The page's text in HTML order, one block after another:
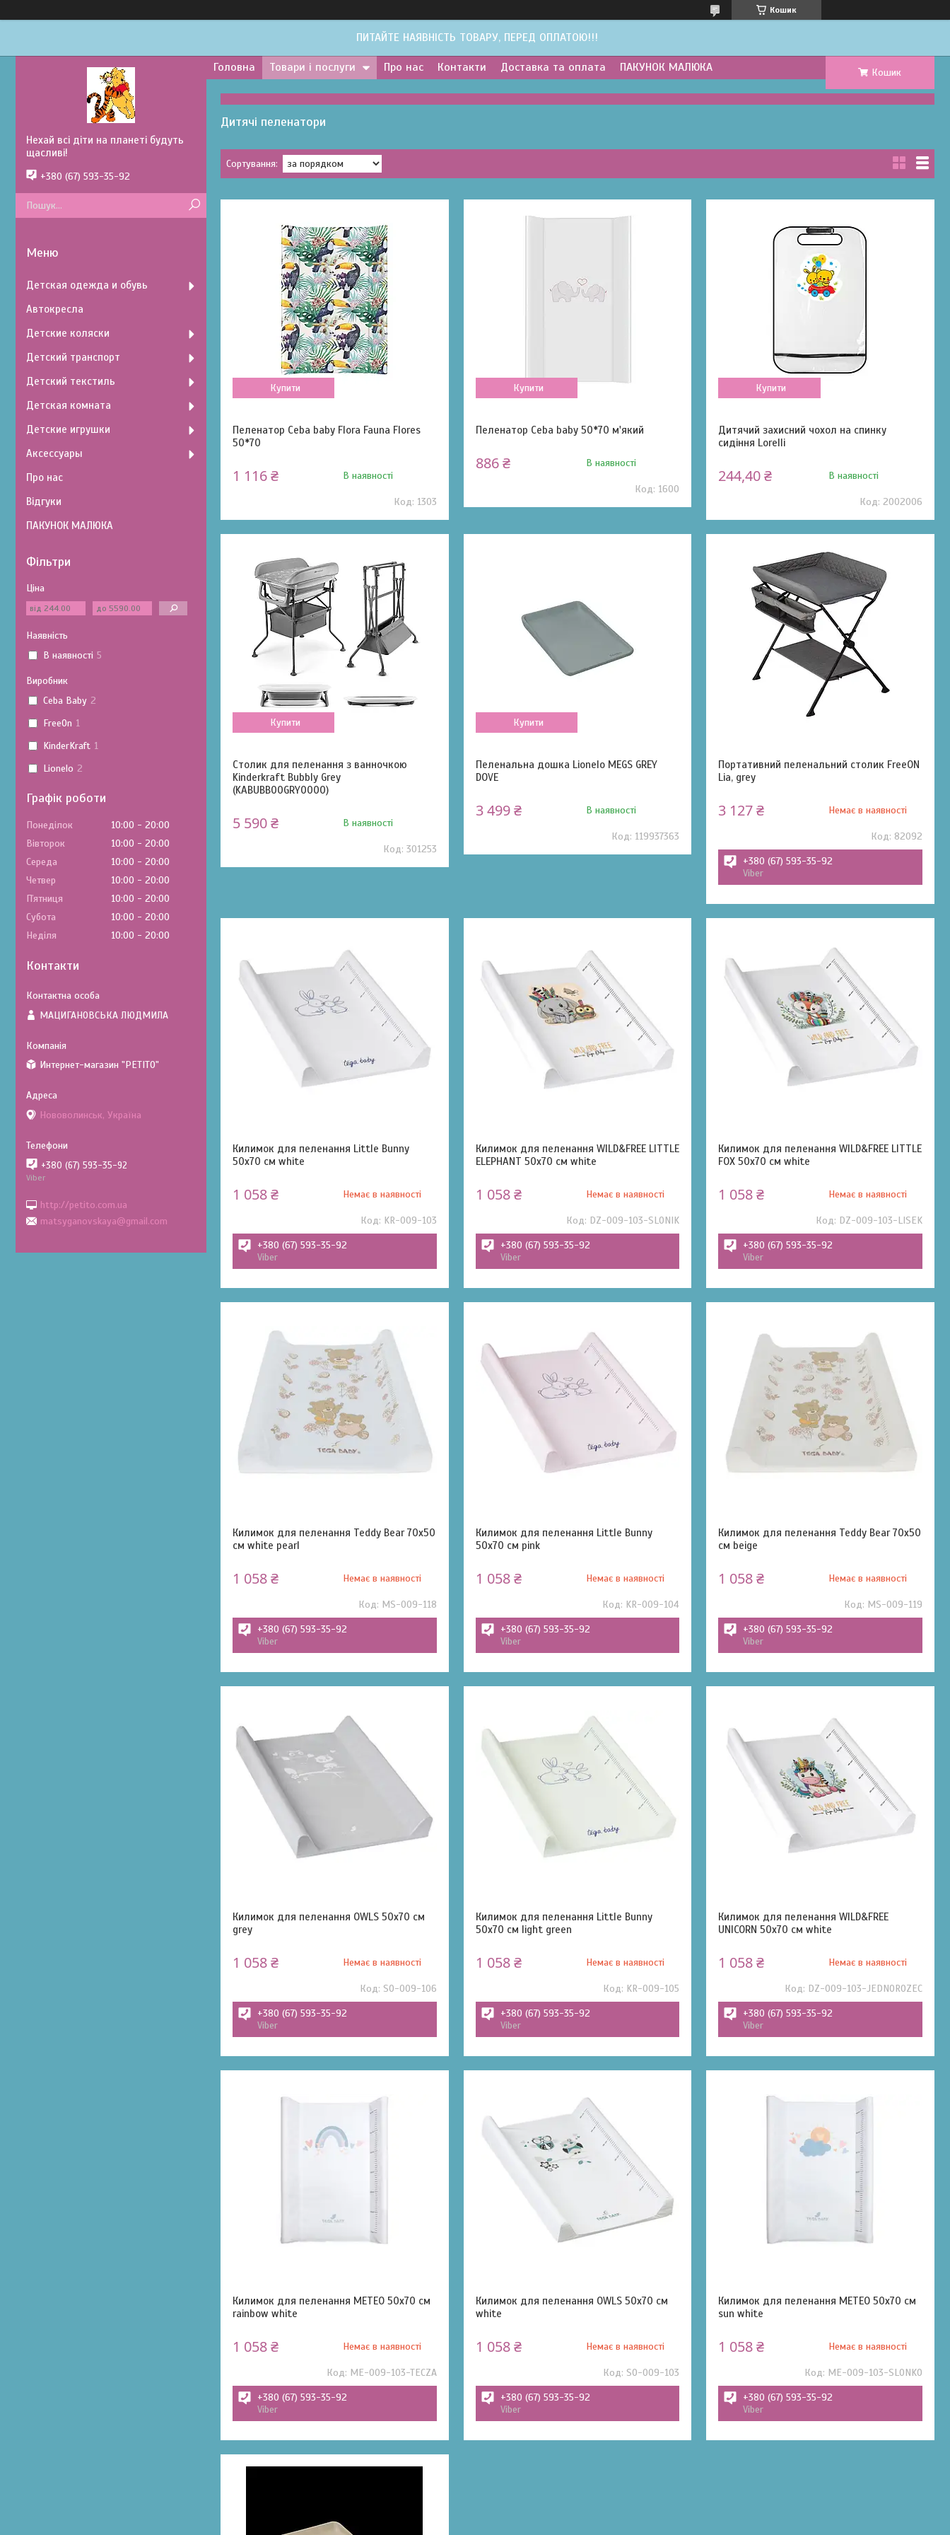
Кошик
ПИТАЙТЕ НАЯВНІСТЬ ТОВАРУ, ПЕРЕД ОПЛАТОЮ!!!
Головна Товари і послуги Про нас Контакти Доставка та оплата ПАКУНОК МАЛЮКА Кошик
Дитячі пеленатори
Купити
Пеленатор Ceba baby Flora Fauna Flores
50*70
1 116 ₴ В наявності
1303
Купити
Пеленатор Ceba baby 50*70 м'який
886 ₴ В наявності
1600
Купити
Дитячий захисний чохол на спинку
сидіння Lorelli
244,40 ₴ В наявності
2002006
Купити
Столик для пеленання з ванночкою
Kinderkraft Bubbly Grey
(KABUBB00GRY0000)
5 590 ₴ В наявності
301253
Купити
Пеленальна дошка Lionelo MEGS GREY
DOVE
3 499 ₴ В наявності
119937363
Портативний пеленальний столик FreeON
Lia, grey
3 127 ₴ Немає в наявності
82092
+380 (67) 593-35-92
Viber
Килимок для пеленання Little Bunny
50x70 см white
1 058 ₴ Немає в наявності
KR-009-103
+380 (67) 593-35-92
Viber
Килимок для пеленання WILD&FREE LITTLE
ELEPHANT 50х70 см white
1 058 ₴ Немає в наявності
DZ-009-103-SLONIK
+380 (67) 593-35-92
Viber
Килимок для пеленання WILD&FREE LITTLE
FOX 50x70 см white
1 058 ₴ Немає в наявності
DZ-009-103-LISEK
+380 (67) 593-35-92
Viber
Килимок для пеленання Teddy Bear 70x50
см white pearl
1 058 ₴ Немає в наявності
MS-009-118
+380 (67) 593-35-92
Viber
Килимок для пеленання Little Bunny
50x70 см pink
1 058 ₴ Немає в наявності
KR-009-104
+380 (67) 593-35-92
Viber
Килимок для пеленання Teddy Bear 70x50
см beige
1 058 ₴ Немає в наявності
MS-009-119
+380 (67) 593-35-92
Viber
Килимок для пеленання OWLS 50x70 см
grey
1 058 ₴ Немає в наявності
SO-009-106
+380 (67) 593-35-92
Viber
Килимок для пеленання Little Bunny
50x70 см light green
1 058 ₴ Немає в наявності
KR-009-105
+380 (67) 593-35-92
Viber
Килимок для пеленання WILD&FREE
UNICORN 50x70 см white
1 058 ₴ Немає в наявності
DZ-009-103-JEDNOROZEC
+380 (67) 593-35-92
Viber
Килимок для пеленання METEO 50x70 см
rainbow white
1 058 ₴ Немає в наявності
ME-009-103-TECZA
+380 (67) 593-35-92
Viber
Килимок для пеленання OWLS 50x70 см
white
1 058 ₴ Немає в наявності
SO-009-103
+380 (67) 593-35-92
Viber
Килимок для пеленання METEO 50x70 см
sun white
1 058 ₴ Немає в наявності
ME-009-103-SLONKO
+380 (67) 593-35-92
Viber
Нехай всі діти на планеті будуть
щасливі!
+380 (67) 593-35-92
Детская одежда и обувь
Автокресла
Детские коляски
Детский транспорт
Детский текстиль
Детская комната
Детские игрушки
Аксессуары
Про нас
Відгуки
ПАКУНОК МАЛЮКА
Фільтри
Ціна
Наявність
В наявності 5
Виробник
Ceba Baby 2
FreeOn 1
KinderKraft 1
Lionelo 2
Графік роботи
Понеділок 10:00
20:00
Вівторок
10:00
20:00
Середа
10:00
20:00
Четвер
10:00
20:00
Пʼятниця
10:00
20:00
Субота
10:00
20:00
Неділя
10:00 20:00
Контакти
МАЦИГАНОВСЬКА ЛЮДМИЛА
Интернет-магазин "PETITO"
Нововолинськ, Україна
+380 (67) 593-35-92
Viber
http://petito.com.ua
matsyganovskaya@gmail.com